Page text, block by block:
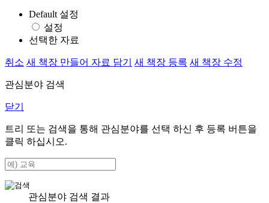
Default 설정
설정
선택한 자료
취소 새 책장 만들어 자료 담기 새 책장 등록 새 책장 수정
관심분야 검색
닫기
트리 또는 검색을 통해 관심분야를 선택 하신 후 등록 버튼을
클릭 하십시오.
관심분야 검색 결과